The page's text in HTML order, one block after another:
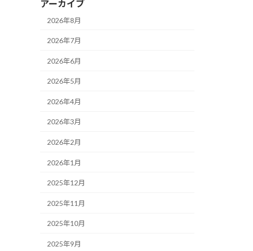
アーカイブ
2026年8月
2026年7月
2026年6月
2026年5月
2026年4月
2026年3月
2026年2月
2026年1月
2025年12月
2025年11月
2025年10月
2025年9月